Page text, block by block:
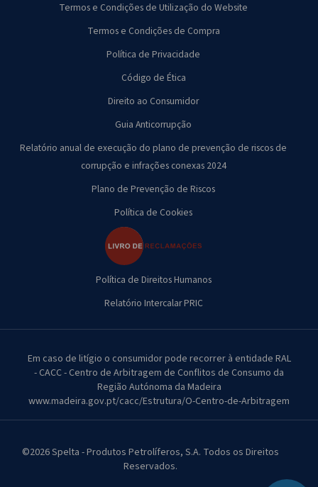
Termos e Condições de Utilização do Website
Termos e Condições de Compra
Política de Privacidade
Código de Ética
Direito ao Consumidor
Guia Anticorrupção
Relatório anual de execução do plano de prevenção de riscos de
corrupção e infrações conexas 2024
Plano de Prevenção de Riscos
Política de Cookies
Política de Direitos Humanos
Relatório Intercalar PRIC
Em caso de litígio o consumidor pode recorrer à entidade RAL
- CACC - Centro de Arbitragem de Conflitos de Consumo da
Região Autónoma da Madeira
www.madeira.gov.pt/cacc/Estrutura/O-Centro-de-Arbitragem
©2026 Spelta - Produtos Petrolíferos, S.A. Todos os Direitos
Reservados.